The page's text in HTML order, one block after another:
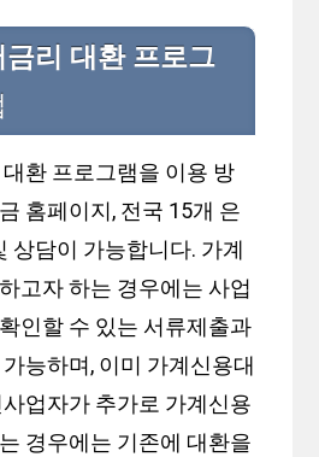
리 대환 프로그
환 프로그램을 이용 방
홈페이지, 전국 15개 은
상담이 가능합니다. 가계
고자 하는 경우에는 사업
인할 수 있는 서류제출과
능하며, 이미 가계신용대
업자가 추가로 가계신용
경우에는 기존에 대환을